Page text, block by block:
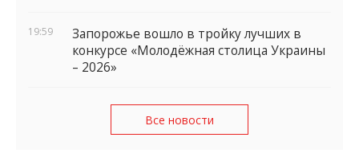
19:59
Запорожье вошло в тройку лучших в
конкурсе «Молодёжная столица Украины
– 2026»
Все новости